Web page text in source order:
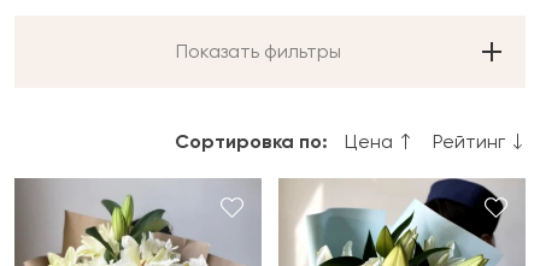
Показать фильтры
Сортировка по: Цена Рейтинг